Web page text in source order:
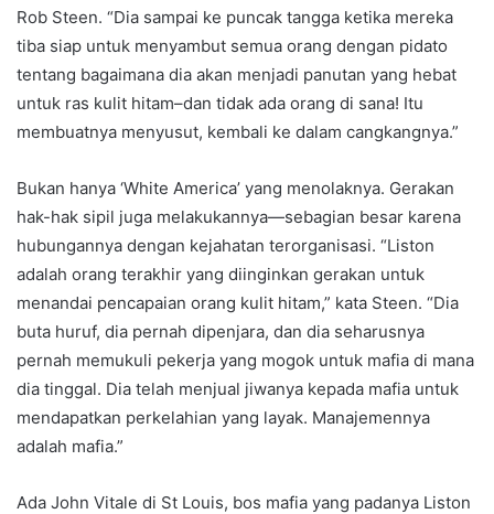
Rob Steen. “Dia sampai ke puncak tangga ketika mereka
tiba siap untuk menyambut semua orang dengan pidato
tentang bagaimana dia akan menjadi panutan yang hebat
untuk ras kulit hitam–dan tidak ada orang di sana! Itu
membuatnya menyusut, kembali ke dalam cangkangnya.”
Bukan hanya ‘White America’ yang menolaknya. Gerakan
hak-hak sipil juga melakukannya—sebagian besar karena
hubungannya dengan kejahatan terorganisasi. “Liston
adalah orang terakhir yang diinginkan gerakan untuk
menandai pencapaian orang kulit hitam,” kata Steen. “Dia
buta huruf, dia pernah dipenjara, dan dia seharusnya
pernah memukuli pekerja yang mogok untuk mafia di mana
dia tinggal. Dia telah menjual jiwanya kepada mafia untuk
mendapatkan perkelahian yang layak. Manajemennya
adalah mafia.”
Ada John Vitale di St Louis, bos mafia yang padanya Liston